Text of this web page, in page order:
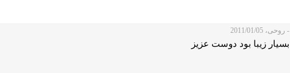
- روحی، 2011/01/05
بسیار زیبا بود دوست عزیز